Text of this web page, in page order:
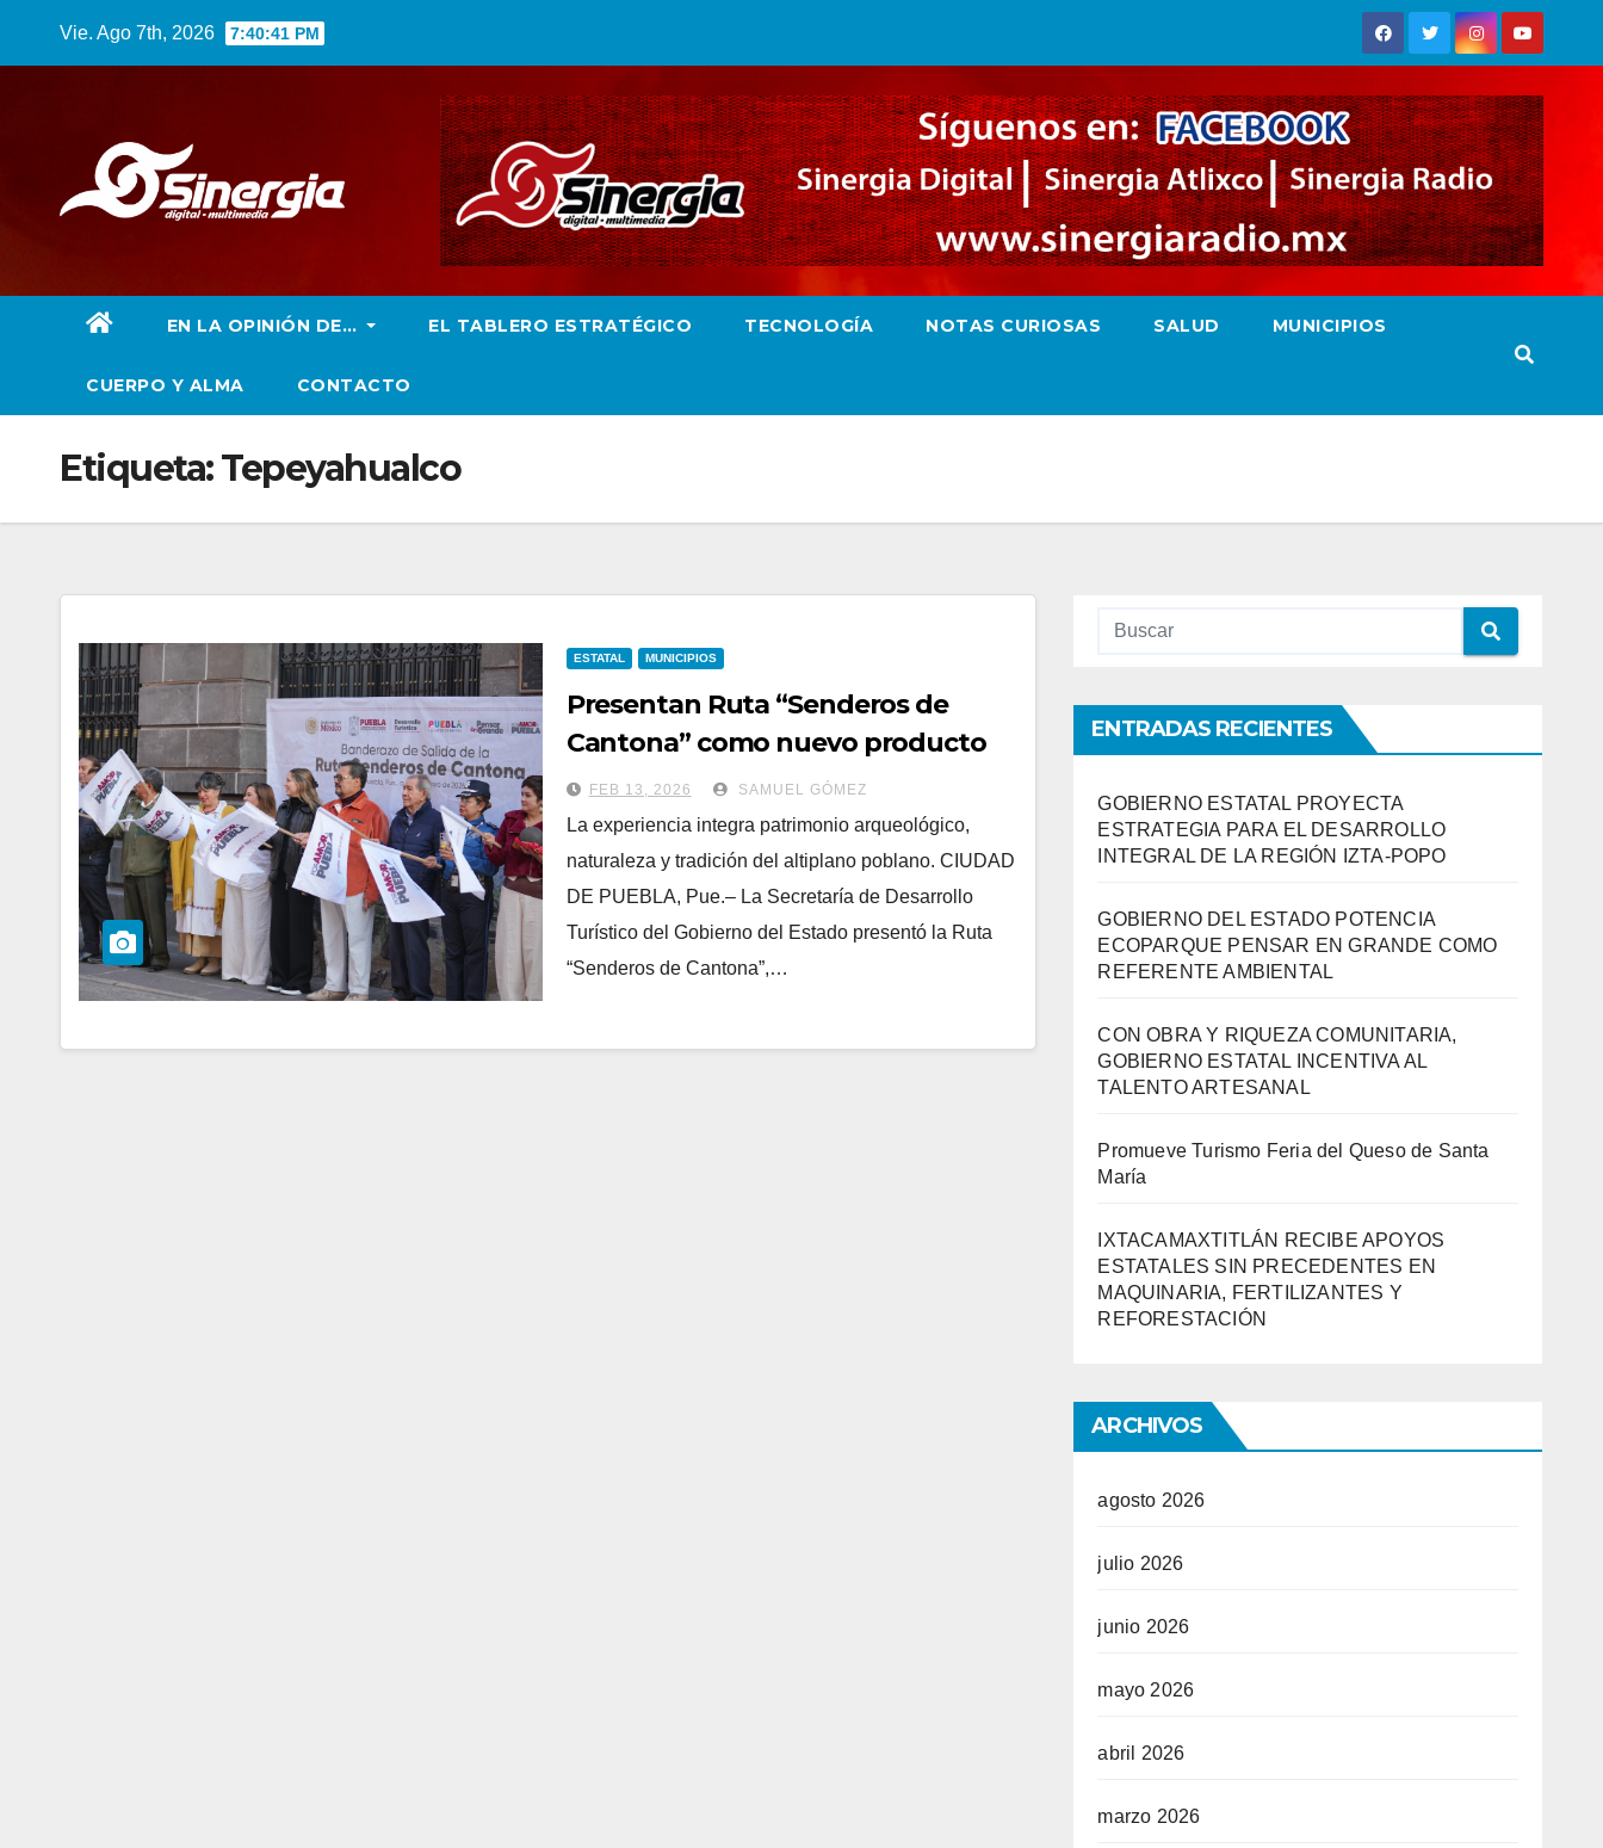
Vie. Ago 7th, 2026 7:40:42 PM
EN LA OPINIÓN DE… EL TABLERO ESTRATÉGICO TECNOLOGÍA NOTAS CURIOSAS SALUD MUNICIPIOS
CUERPO Y ALMA CONTACTO
Etiqueta:Tepeyahualco
ESTATAL MUNICIPIOS
Presentan Ruta “Senderos de
Cantona” como nuevo producto
turístico
FEB 13, 2026 SAMUEL GÓMEZ
La experiencia integra patrimonio arqueológico,
naturaleza y tradición del altiplano poblano. CIUDAD
DE PUEBLA, Pue.– La Secretaría de Desarrollo
Turístico del Gobierno del Estado presentó la Ruta
“Senderos de Cantona”,…
ENTRADAS RECIENTES
GOBIERNO ESTATAL PROYECTA
ESTRATEGIA PARA EL DESARROLLO
INTEGRAL DE LA REGIÓN IZTA-POPO
GOBIERNO DEL ESTADO POTENCIA
ECOPARQUE PENSAR EN GRANDE COMO
REFERENTE AMBIENTAL
CON OBRA Y RIQUEZA COMUNITARIA,
GOBIERNO ESTATAL INCENTIVA AL
TALENTO ARTESANAL
Promueve Turismo Feria del Queso de Santa
María
IXTACAMAXTITLÁN RECIBE APOYOS
ESTATALES SIN PRECEDENTES EN
MAQUINARIA, FERTILIZANTES Y
REFORESTACIÓN
ARCHIVOS
agosto 2026
julio 2026
junio 2026
mayo 2026
abril 2026
marzo 2026